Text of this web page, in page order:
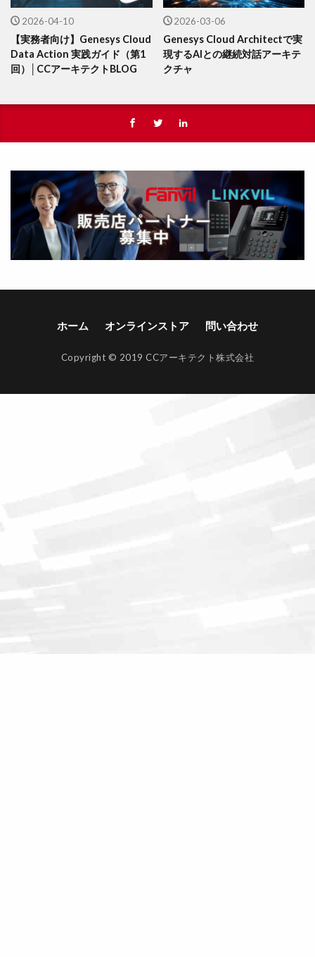
2026-04-10
【実務者向け】Genesys Cloud
Data Action 実践ガイド（第1
回）│CCアーキテクトBLOG
2026-03-06
Genesys Cloud Architectで実
現するAIとの継続対話アーキテ
クチャ
ホーム オンラインストア 問い合わせ
Copyright © 2019 CCアーキテクト株式会社